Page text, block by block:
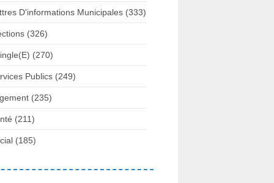
D'informations Municipales (333)
(326)
(270)
Publics (249)
(235)
(211)
(185)